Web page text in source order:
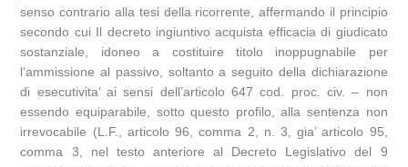
senso contrario alla tesi della ricorrente, affermando il principio
secondo cui Il decreto ingiuntivo acquista efficacia di giudicato
sostanziale, idoneo a costituire titolo inoppugnabile per
l’ammissione al passivo, soltanto a seguito della dichiarazione
di esecutivita’ ai sensi dell’articolo 647 cod. proc. civ. – non
essendo equiparabile, sotto questo profilo, alla sentenza non
irrevocabile (L.F., articolo 96, comma 2, n. 3, gia’ articolo 95,
comma 3, nel testo anteriore al Decreto Legislativo del 9